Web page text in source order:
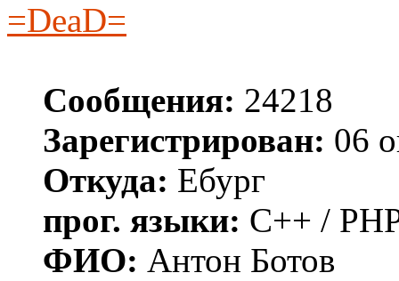
=DeaD=
Сообщения: 24218
Зарегистрирован: 06
Откуда: Ебург
прог. языки: C++ /
ФИО: Антон Ботов